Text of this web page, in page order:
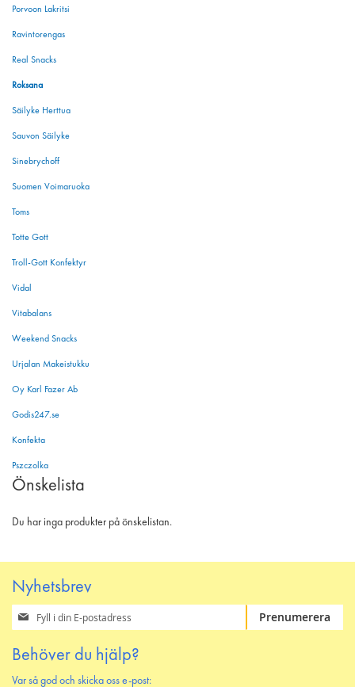
Porvoon Lakritsi
Ravintorengas
Real Snacks
Roksana
Säilyke Herttua
Sauvon Säilyke
Sinebrychoff
Suomen Voimaruoka
Toms
Totte Gott
Troll-Gott Konfektyr
Vidal
Vitabalans
Weekend Snacks
Urjalan Makeistukku
Oy Karl Fazer Ab
Godis247.se
Konfekta
Pszczolka
Önskelista
Du har inga produkter på önskelistan.
Nyhetsbrev
Prenumerera
på
nyhetsbrev
Prenumerera
Behöver du hjälp?
Var så god och skicka oss e-post: